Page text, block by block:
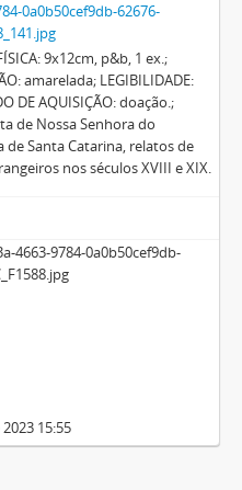
0a0b50cef9db-62676-
9x12cm, p&b, 1 ex.;
amarelada; LEGIBILIDADE:
DE AQUISIÇÃO: doação.;
de Nossa Senhora do
de Santa Catarina, relatos de
nos séculos XVIII e XIX.
4663-9784-0a0b50cef9db-
15:55